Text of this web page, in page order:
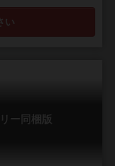
い
ー同梱版